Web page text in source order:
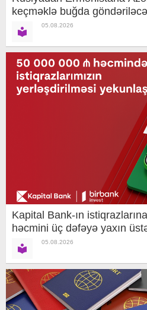
keçməklə buğda
05.08.2026
Kapital Bank-ın
həcmini üç dəfəyə yaxın
05.08.2026